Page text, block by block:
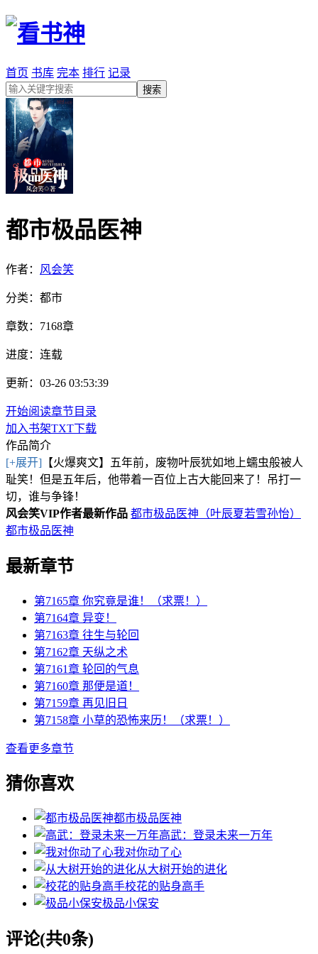
首页 书库 完本 排行 记录
都市极品医神
作者： 风会笑
分类：都市
章数： 7168章
进度： 连载
更新：03-26 03:53:39
开始阅读章节目录
加入书架TXT下载
作品简介
[+展开] 【火爆爽文】五年前，废物叶辰犹如地上蠕虫般被人
耻笑！但是五年后，他带着一百位上古大能回来了！吊打一
切，谁与争锋！
风会笑VIP作者最新作品 都市极品医神（叶辰夏若雪孙怡）
都市极品医神
最新章节
第7165章 你究竟是谁！（求票！）
第7164章 异变！
第7163章 往生与轮回
第7162章 天纵之术
第7161章 轮回的气息
第7160章 那便是道！
第7159章 再见旧日
第7158章 小草的恐怖来历！（求票！）
查看更多章节
猜你喜欢
都市极品医神
高武：登录未来一万年
我对你动了心
从大树开始的进化
校花的贴身高手
极品小保安
评论(共0条)